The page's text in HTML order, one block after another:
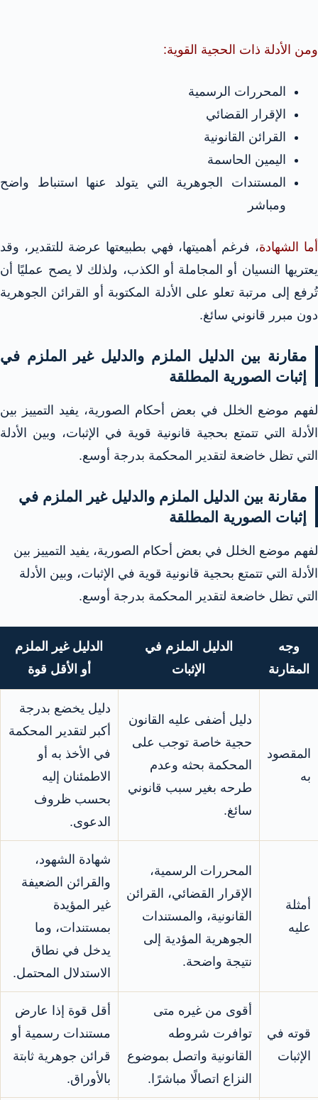
ومن الأدلة ذات الحجية القوية:
المحررات الرسمية
الإقرار القضائي
القرائن القانونية
اليمين الحاسمة
المستندات الجوهرية التي يتولد عنها استنباط واضح
ومباشر
أما الشهادة، فرغم أهميتها، فهي بطبيعتها عرضة للتقدير، وقد
يعتريها النسيان أو المجاملة أو الكذب، ولذلك لا يصح عمليًا أن
تُرفع إلى مرتبة تعلو على الأدلة المكتوبة أو القرائن الجوهرية
دون مبرر قانوني سائغ.
مقارنة بين الدليل الملزم والدليل غير الملزم في
إثبات الصورية المطلقة
لفهم موضع الخلل في بعض أحكام الصورية، يفيد التمييز بين
الأدلة التي تتمتع بحجية قانونية قوية في الإثبات، وبين الأدلة
التي تظل خاضعة لتقدير المحكمة بدرجة أوسع.
مقارنة بين الدليل الملزم والدليل غير الملزم في
إثبات الصورية المطلقة
لفهم موضع الخلل في بعض أحكام الصورية، يفيد التمييز بين
الأدلة التي تتمتع بحجية قانونية قوية في الإثبات، وبين الأدلة
التي تظل خاضعة لتقدير المحكمة بدرجة أوسع.
وجه
المقارنة
الدليل الملزم في
الإثبات
الدليل غير الملزم
أو الأقل قوة
المقصود
به
دليل أضفى عليه القانون
حجية خاصة توجب على
المحكمة بحثه وعدم
طرحه بغير سبب قانوني
سائغ.
دليل يخضع بدرجة
أكبر لتقدير المحكمة
في الأخذ به أو
الاطمئنان إليه
بحسب ظروف
الدعوى.
أمثلة
عليه
المحررات الرسمية،
الإقرار القضائي، القرائن
القانونية، والمستندات
الجوهرية المؤدية إلى
نتيجة واضحة.
شهادة الشهود،
والقرائن الضعيفة
غير المؤيدة
بمستندات، وما
يدخل في نطاق
الاستدلال المحتمل.
قوته في
الإثبات
أقوى من غيره متى
توافرت شروطه
القانونية واتصل بموضوع
النزاع اتصالًا مباشرًا.
أقل قوة إذا عارض
مستندات رسمية أو
قرائن جوهرية ثابتة
بالأوراق.